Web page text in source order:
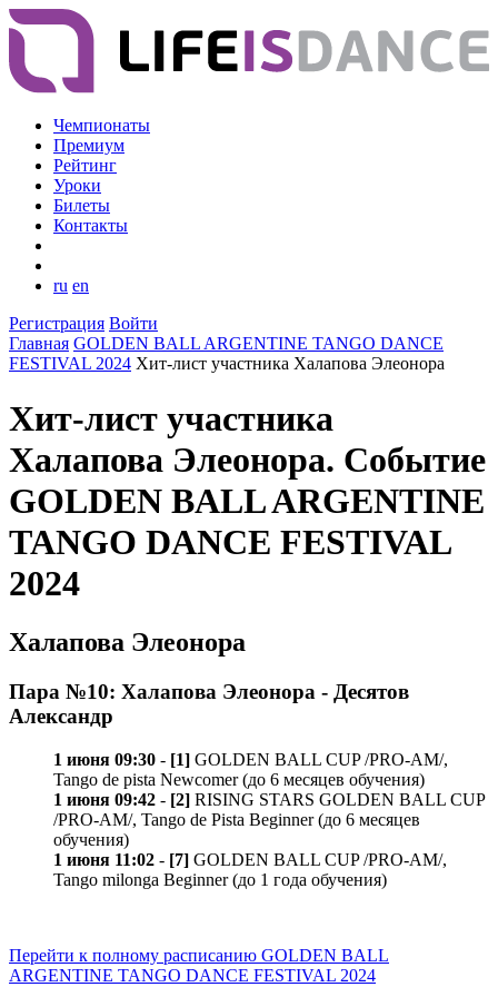
Чемпионаты
Премиум
Рейтинг
Уроки
Билеты
Контакты
ru en
Регистрация Войти
Главная GOLDEN BALL ARGENTINE TANGO DANCE
FESTIVAL 2024 Хит-лист участника Халапова Элеонора
Хит-лист участника
Халапова Элеонора. Событие
GOLDEN BALL ARGENTINE
TANGO DANCE FESTIVAL
2024
Халапова Элеонора
Пара №10: Халапова Элеонора - Десятов
Александр
1 июня 09:30 - [1] GOLDEN BALL CUP /PRO-AM/,
Tango de pista Newcomer (до 6 месяцев обучения)
1 июня 09:42 - [2] RISING STARS GOLDEN BALL CUP
/PRO-AM/, Tango de Pista Beginner (до 6 месяцев
обучения)
1 июня 11:02 - [7] GOLDEN BALL CUP /PRO-AM/,
Tango milonga Beginner (до 1 года обучения)
Перейти к полному расписанию GOLDEN BALL
ARGENTINE TANGO DANCE FESTIVAL 2024